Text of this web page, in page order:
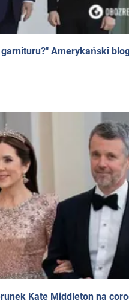
Amerykański
Kate Middleton na